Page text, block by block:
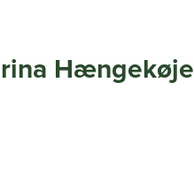
Hængekøje